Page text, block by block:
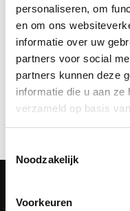
personaliseren, om
en om ons
informatie over uw
partners voor social
partners kunnen deze
informatie die u aan
verzameld op basis
Noodzakelijk
Voorkeuren
Meer informatie:
Op vrijdag 29 - maart -
14.1 gespeeld in Club 8
Onder leiding van
NK Senioren plaats